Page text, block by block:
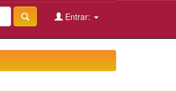
Entrar: